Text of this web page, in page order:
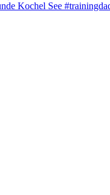
Kochel See